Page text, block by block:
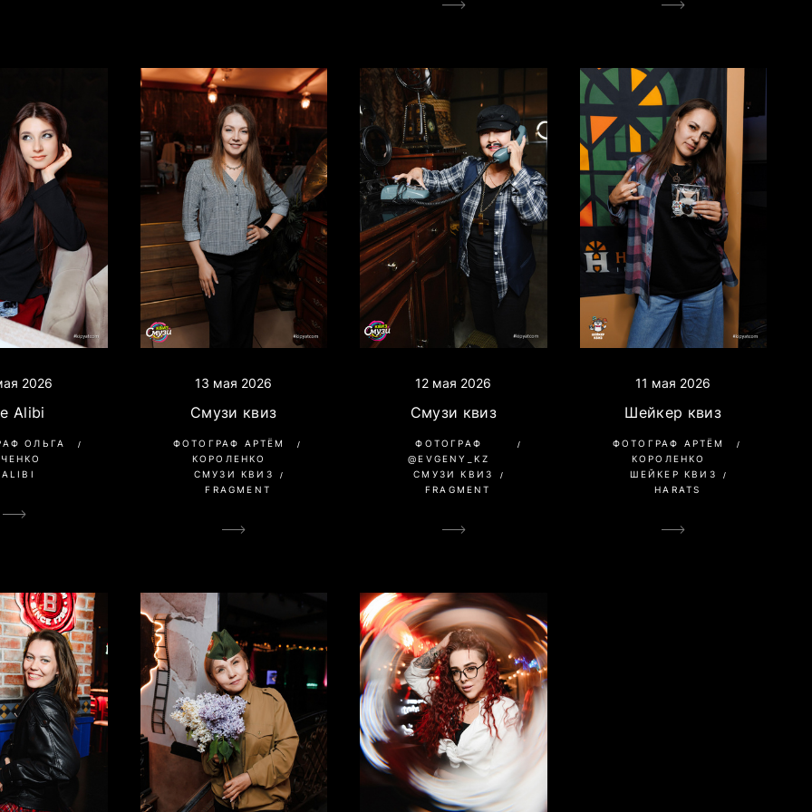
2026
Alibi
ОЛЬГА
ALIBI
13 мая 2026
Смузи квиз
ФОТОГРАФ АРТЁМ
КОРОЛЕНКО
СМУЗИ КВИЗ
FRAGMENT
12 мая 2026
Смузи квиз
ФОТОГРАФ
@EVGENY_KZ
СМУЗИ КВИЗ
FRAGMENT
11 мая 2026
Шейкер квиз
ФОТОГРАФ АРТЁМ
КОРОЛЕНКО
ШЕЙКЕР КВИЗ
HARATS